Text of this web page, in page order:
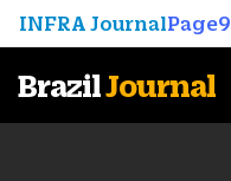
INFRA JournalPage9
BrazilJournal